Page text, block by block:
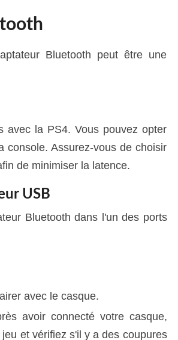
Bluetooth peut être une
avec la PS4. Vous pouvez opter
console. Assurez-vous de choisir
de minimiser la latence.
USB
Bluetooth dans l'un des ports
avec le casque.
avoir connecté votre casque,
et vérifiez s'il y a des coupures